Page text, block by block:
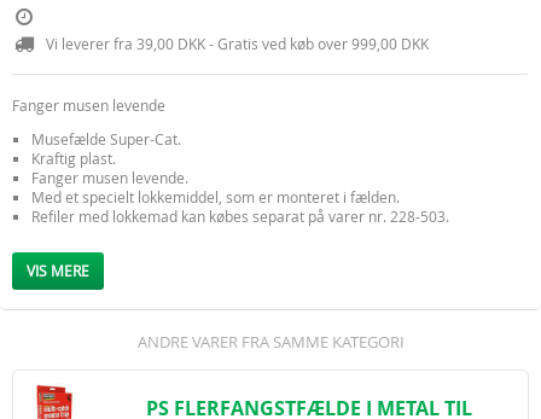
Vi leverer fra 39,00 DKK - Gratis ved køb over 999,00 DKK
Fanger musen levende
Musefælde Super-Cat.
Kraftig plast.
Fanger musen levende.
Med et specielt lokkemiddel, som er monteret i fælden.
Refiler med lokkemad kan købes separat på varer nr. 228-503.
VIS MERE
ANDRE VARER FRA SAMME KATEGORI
PS FLERFANGSTFÆLDE I METAL TIL